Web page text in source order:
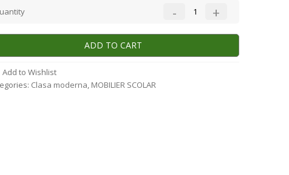
ADD TO CART
Add to Wishlist
Clasa moderna, MОBILIER SCОLAR